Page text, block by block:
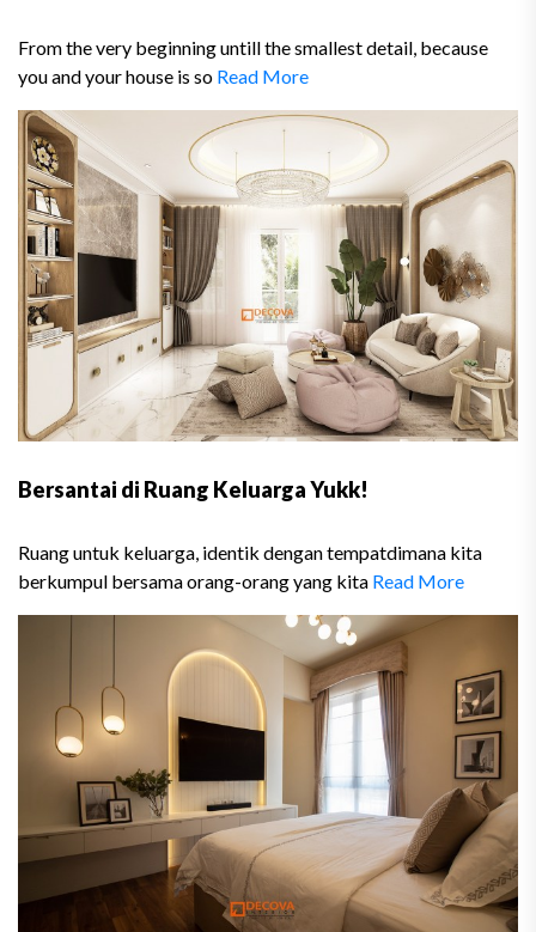
From the very beginning untill the smallest detail, because
you and your house is so Read More
Bersantai di Ruang Keluarga Yukk!
Ruang untuk keluarga, identik dengan tempatdimana kita
berkumpul bersama orang-orang yang kita Read More